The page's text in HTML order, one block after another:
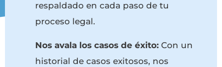
respaldado en cada paso de tu
proceso legal.
Nos avala los casos de éxito:Con un
historial de casos exitosos, nos